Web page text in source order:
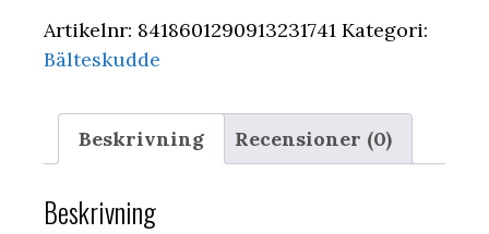
Artikelnr: 8418601290913231741 Kategori:
Bälteskudde
Beskrivning Recensioner (0)
Beskrivning